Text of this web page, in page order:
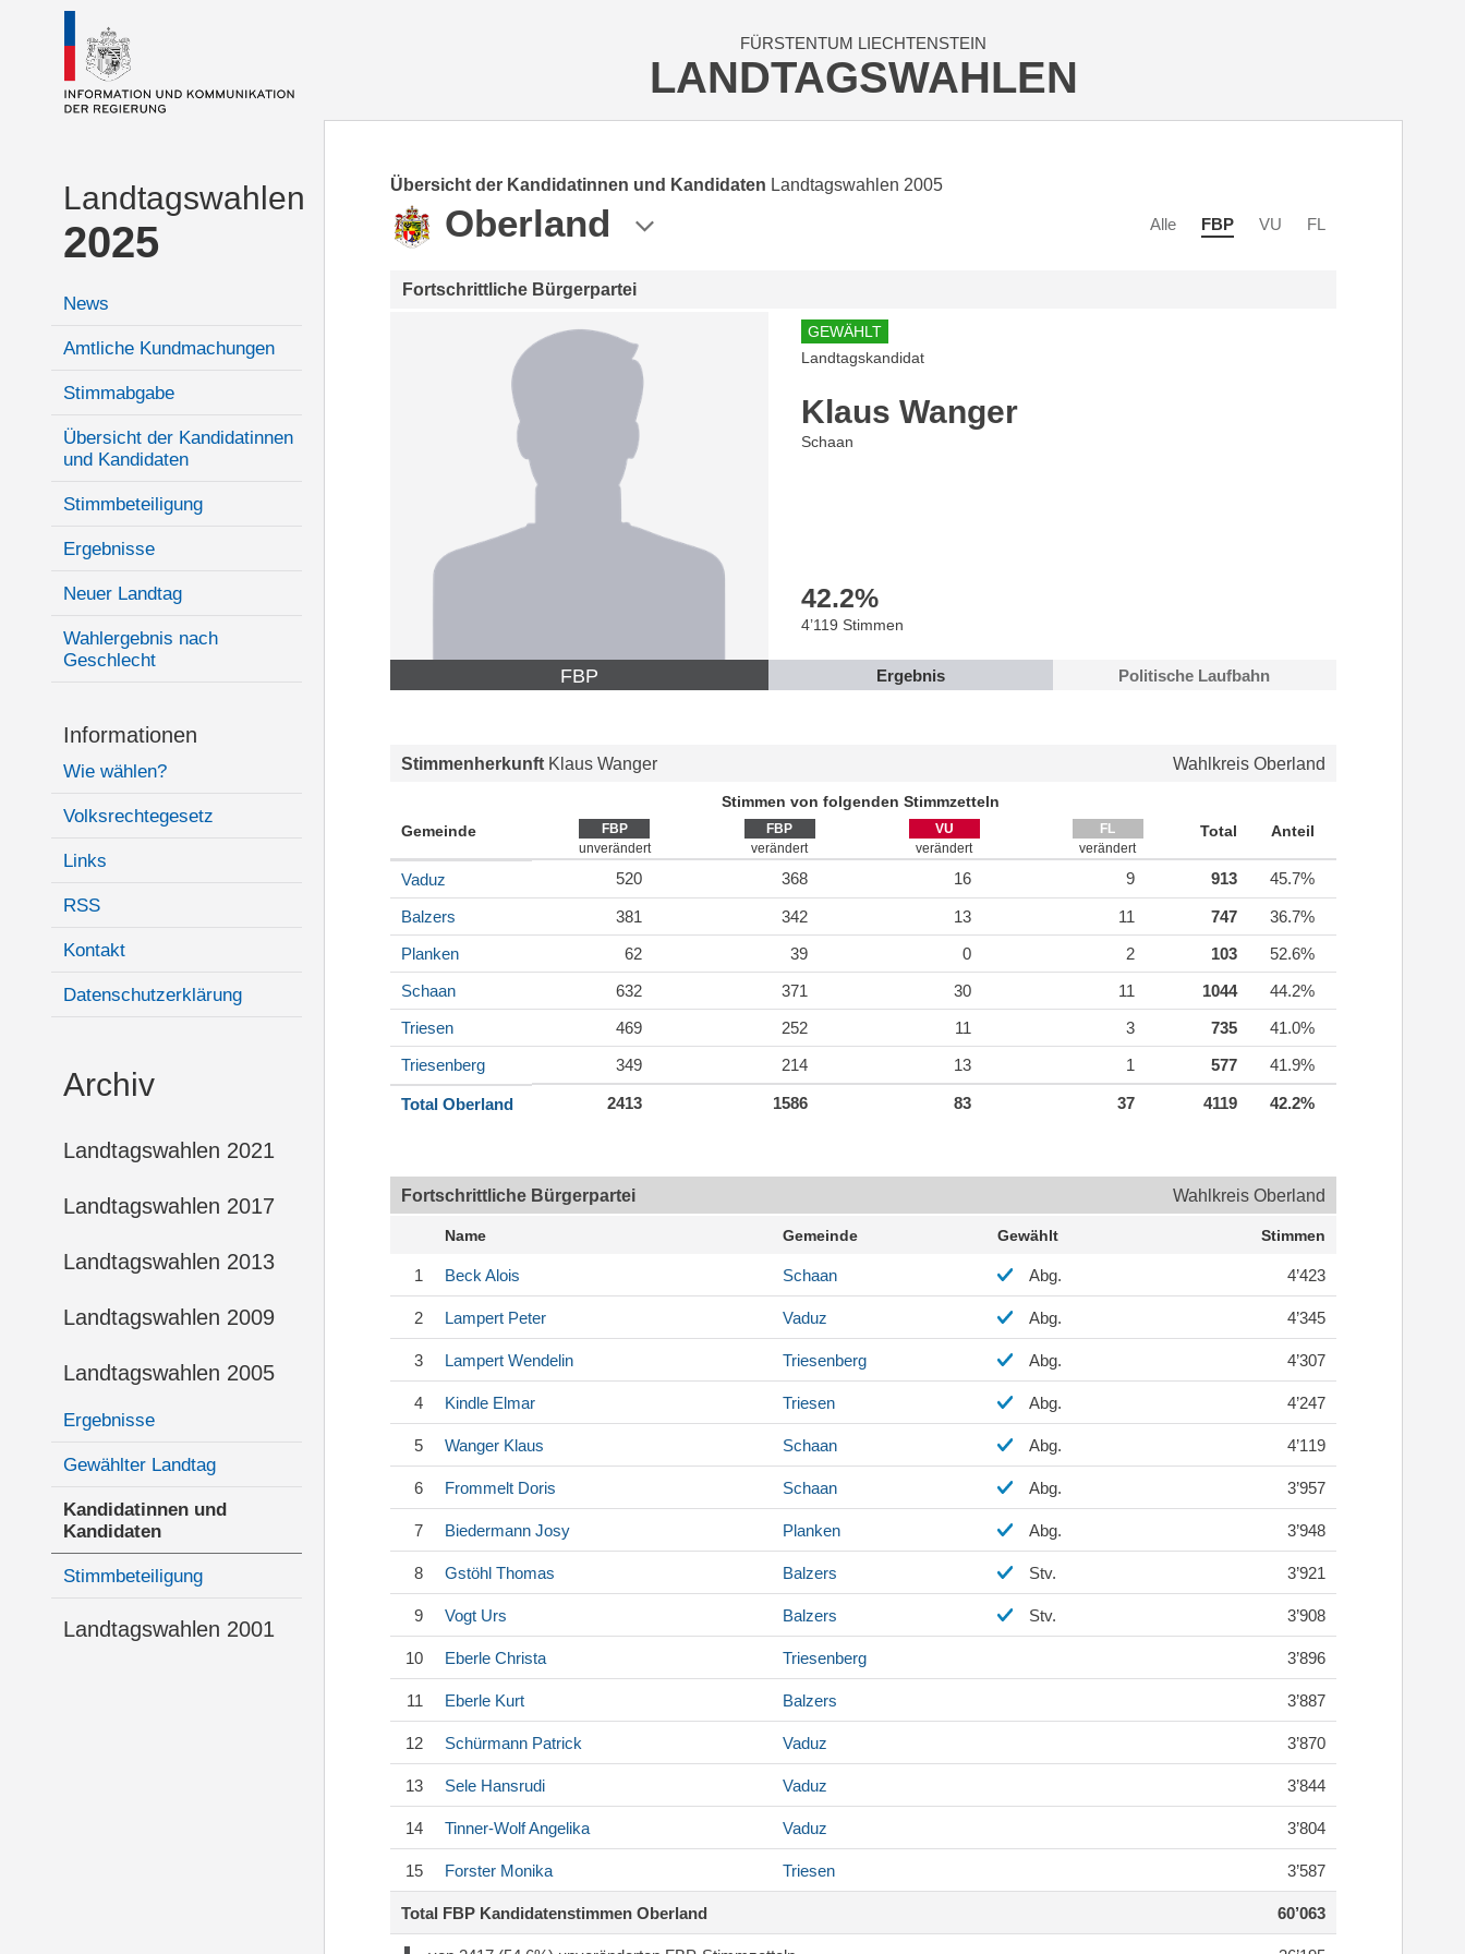
Landtagswahlen
2025
News
Amtliche Kundmachungen
Stimmabgabe
Übersicht der Kandidatinnen
und Kandidaten
Stimmbeteiligung
Ergebnisse
Neuer Landtag
Wahlergebnis nach
Geschlecht
Informationen
Wie wählen?
Volksrechtegesetz
Links
RSS
Kontakt
Datenschutzerklärung
Archiv
Landtagswahlen 2021
Landtagswahlen 2017
Landtagswahlen 2013
Landtagswahlen 2009
Landtagswahlen 2005
Ergebnisse
Gewählter Landtag
Kandidatinnen und
Kandidaten
Stimmbeteiligung
Landtagswahlen 2001
FÜRSTENTUM LIECHTENSTEIN
LANDTAGSWAHLEN
Übersicht der Kandidatinnen und Kandidaten Landtagswahlen 2005
Oberland Alle FBP VU FL
Fortschrittliche Bürgerpartei
FBP
GEWÄHLT
Landtagskandidat
Klaus Wanger
Schaan
42.2%
4’119 Stimmen
Ergebnis Politische Laufbahn
Stimmenherkunft Klaus Wanger Wahlkreis Oberland
Stimmen von folgenden Stimmzetteln
Gemeinde
FBP
unverändert
FBP
verändert
VU
verändert
FL
verändert
Total Anteil
Vaduz 520 368 16 9 913 45.7%
Balzers 381 342 13 11 747
36.7%
Planken
62 39 0 2 103
52.6%
Schaan
632 371 30 11 1044
44.2%
Triesen
469 252 11 3 735
41.0%
Triesenberg
349 214 13 1 577 41.9%
Total Oberland 2413 1586 83 37 4119 42.2%
Fortschrittliche Bürgerpartei Wahlkreis Oberland
Name Gemeinde Gewählt Stimmen
1 Beck Alois Schaan Abg. 4’423
2 Lampert Peter Vaduz Abg. 4’345
3 Lampert Wendelin Triesenberg Abg. 4’307
4 Kindle Elmar Triesen Abg. 4’247
5 Wanger Klaus Schaan Abg. 4’119
6 Frommelt Doris Schaan Abg. 3’957
7 Biedermann Josy Planken Abg. 3’948
8 Gstöhl Thomas Balzers Stv. 3’921
9 Vogt Urs Balzers Stv. 3’908
10 Eberle Christa Triesenberg 3’896
11 Eberle Kurt Balzers 3’887
12 Schürmann Patrick Vaduz 3’870
13 Sele Hansrudi Vaduz 3’844
14 Tinner-WolfAngelika Vaduz 3’804
15 Forster Monika Triesen 3’587
Total FBP Kandidatenstimmen Oberland 60’063